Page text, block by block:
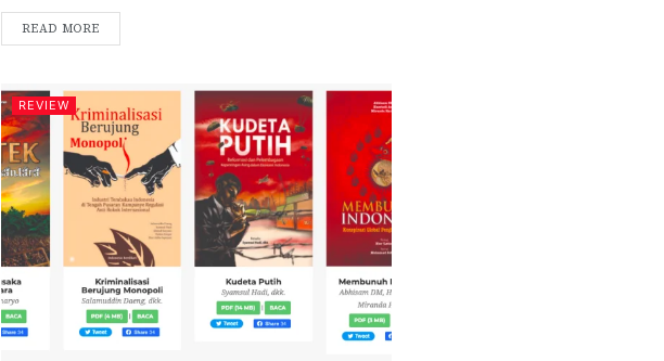
READ MORE
REVIEW